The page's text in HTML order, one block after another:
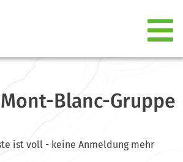
Blanc-Gruppe
ist voll - keine Anmeldung mehr